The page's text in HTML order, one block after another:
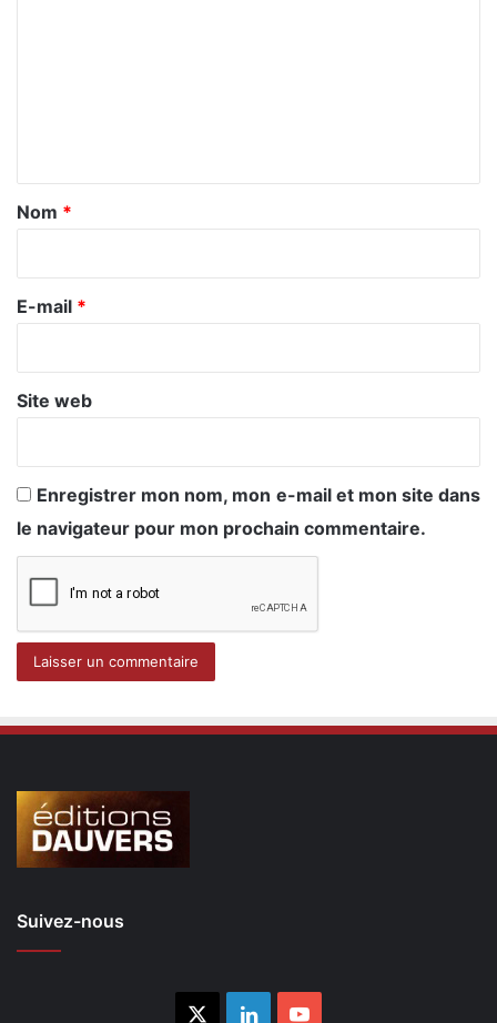
a
e
Nom *
E-mail *
Site web
Enregistrer mon nom, mon e-mail et mon site dans
le navigateur pour mon prochain commentaire.
Suivez-nous
LinkedinYouTube